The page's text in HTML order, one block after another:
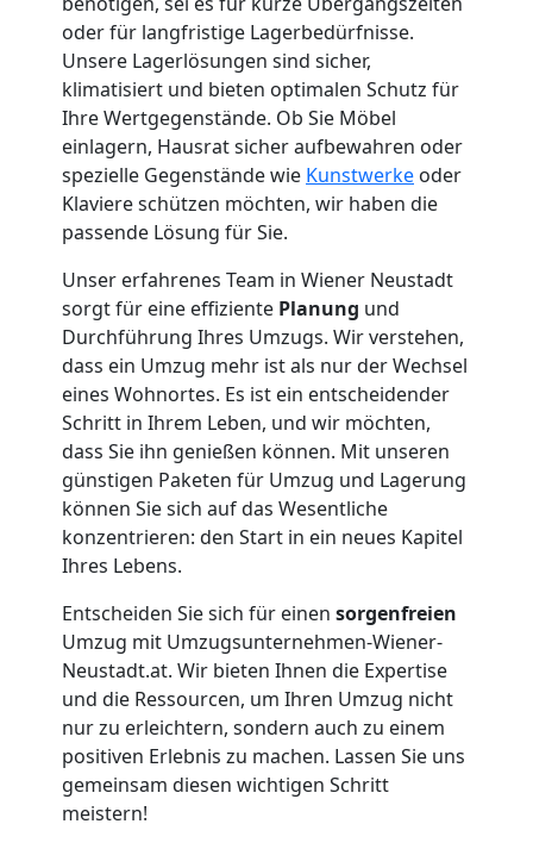
oder für langfristige Lagerbedürfnisse.
Unsere Lagerlösungen sind sicher,
klimatisiert und bieten optimalen Schutz für
Ihre Wertgegenstände. Ob Sie Möbel
einlagern, Hausrat sicher aufbewahren oder
spezielle Gegenstände wie Kunstwerke oder
Klaviere schützen möchten, wir haben die
passende Lösung für Sie.
Unser erfahrenes Team in Wiener Neustadt
sorgt für eine effiziente Planung und
Durchführung Ihres Umzugs. Wir verstehen,
dass ein Umzug mehr ist als nur der Wechsel
eines Wohnortes. Es ist ein entscheidender
Schritt in Ihrem Leben, und wir möchten,
dass Sie ihn genießen können. Mit unseren
günstigen Paketen für Umzug und Lagerung
können Sie sich auf das Wesentliche
konzentrieren: den Start in ein neues Kapitel
Ihres Lebens.
Entscheiden Sie sich für einen sorgenfreien
Umzug mit Umzugsunternehmen-Wiener-
Neustadt.at. Wir bieten Ihnen die Expertise
und die Ressourcen, um Ihren Umzug nicht
nur zu erleichtern, sondern auch zu einem
positiven Erlebnis zu machen. Lassen Sie uns
gemeinsam diesen wichtigen Schritt
meistern!
Möbeltransport
National
Möbeltransport
International
Beiladung
National
Beiladung
International
Internationaler
Umzug
Nationaler
Umzug